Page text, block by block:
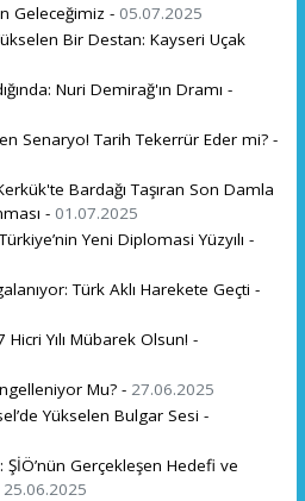
Geleceğimiz - 05.07.2025
Bir Destan: Kayseri Uçak
Nuri Demirağ'ın Dramı -
Senaryo! Tarih Tekerrür Eder mi? -
Bardağı Taşıran Son Damla
- 01.07.2025
Yeni Diplomasi Yüzyılı -
Türk Aklı Harekete Geçti -
Yılı Mübarek Olsun! -
Mu? - 27.06.2025
Yükselen Bulgar Sesi -
ŞİÖ’nün Gerçekleşen Hedefi ve
25.06.2025